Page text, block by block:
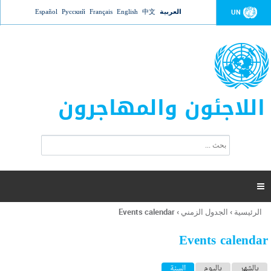
Jump to navigation UN العربية 中文
English
Français
Русский
Español
اللاجئون والمهاجرون
ت
ر
ل
ح
ب

أنت
هنا
الرئيسية › الجدول الزمني ›
Events calendar
Events calendar